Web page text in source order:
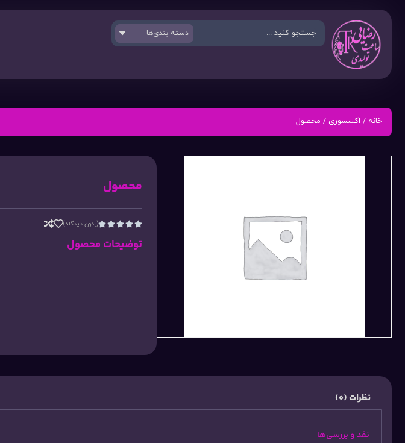
خانه / اکسسوری / محصول
محصول




(بدون دیدگاه)
توضیحات محصول
نظرات (0)
نقد و بررسی‌ها